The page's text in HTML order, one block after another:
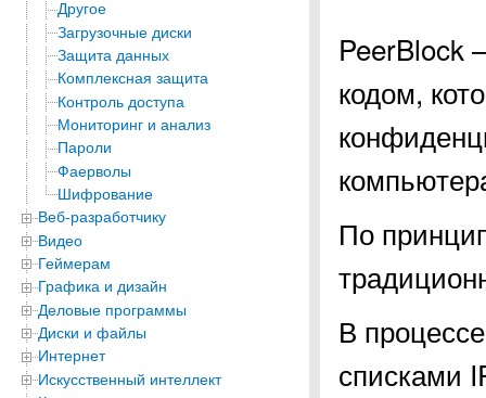
Другое
Загрузочные диски
Защита данных
Комплексная защита
Контроль доступа
Мониторинг и анализ
Пароли
Фаерволы
Шифрование
Веб-разработчику
Видео
Геймерам
Графика и дизайн
Деловые программы
Диски и файлы
Интернет
Искусственный интеллект
PeerBlock
кодом,
По
В
списками